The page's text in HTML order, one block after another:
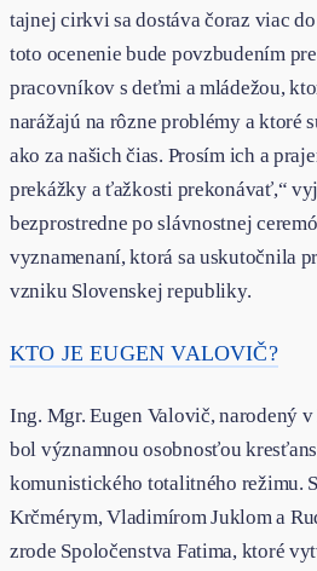
tajnej cirkvi sa dostáva čoraz viac
toto ocenenie bude povzbudením
pracovníkov s deťmi a mládežou,
narážajú na rôzne problémy a ktoré
ako za našich čias. Prosím ich a
prekážky a ťažkosti prekonávať,“
bezprostredne po slávnostnej
vyznamenaní, ktorá sa uskutočnila
vzniku Slovenskej republiky.
KTO JE EUGEN VALOVIČ?
Ing. Mgr. Eugen Valovič, narodený
bol významnou osobnosťou
komunistického totalitného režimu.
Krčmérym, Vladimírom Juklom a
zrode Spoločenstva Fatima, ktoré